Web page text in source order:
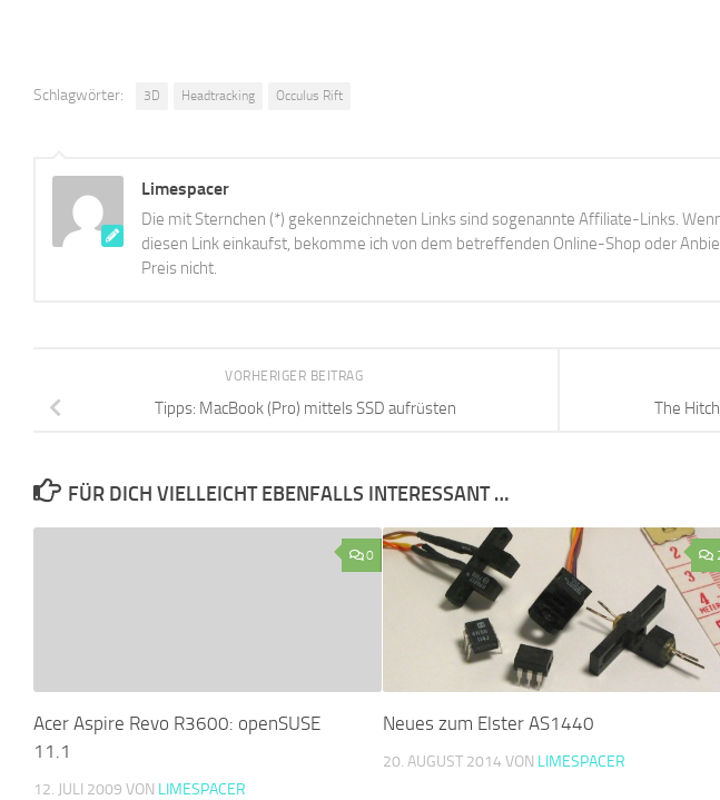
Schlagwörter: 3D Headtracking Occulus Rift
Limespacer
Die mit Sternchen (*) gekennzeichneten Links sind sogenannte Affiliate-Links.
diesen Link einkaufst, bekomme ich von dem betreffenden Online-Shop oder
Preis nicht.
The
VORHERIGER BEITRAG
Tipps: MacBook (Pro) mittels SSD aufrüsten
FÜR DICH VIELLEICHT EBENFALLS INTERESSANT …
0
Acer Aspire Revo R3600: openSUSE
11.1
12. JULI 2009 VON LIMESPACER
Neues zum Elster AS1440
20. AUGUST 2014 VON LIMESPACER